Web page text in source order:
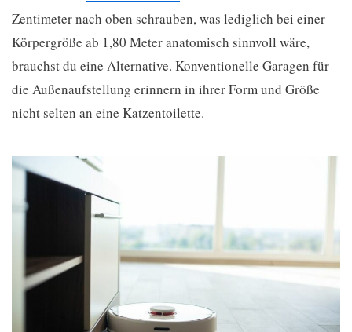
Zentimeter nach oben schrauben, was lediglich bei einer
Körpergröße ab 1,80 Meter anatomisch sinnvoll wäre,
brauchst du eine Alternative. Konventionelle Garagen für
die Außenaufstellung erinnern in ihrer Form und Größe
nicht selten an eine Katzentoilette.